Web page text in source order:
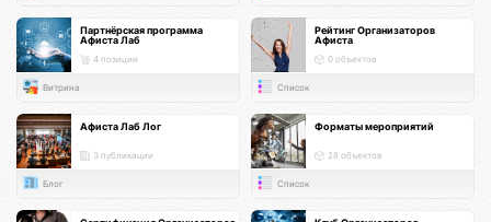
Партнёрская программа
Афиста Лаб
4 позиции
Витрина
Рейтинг Организаторов
Афиста
0 объектов
Список
Афиста Лаб Лог
3 публикации
Блог
Форматы мероприятий
28 объектов
Список